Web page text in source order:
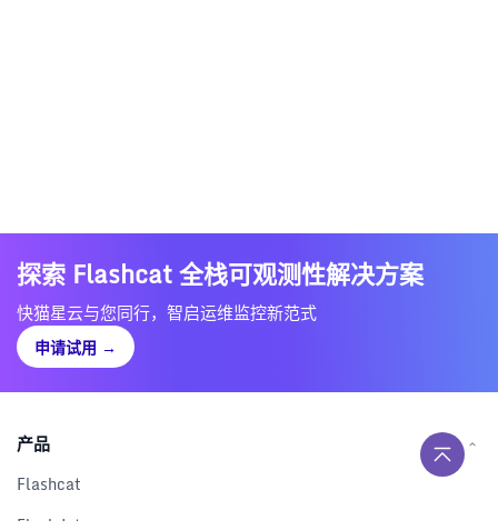
探索 Flashcat 全栈可观测性解决方案
快猫星云与您同行，智启运维监控新范式
申请试用 →
产品
Flashcat